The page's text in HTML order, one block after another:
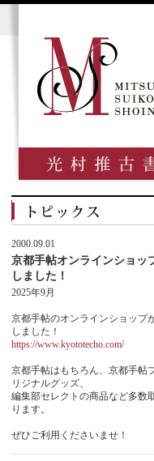
2000.09.01
京都手帖オンラインショ
しました！
2025年9月
京都手帖のオンラインショップ
しました！
https://www.kyototecho.com/
京都手帖はもちろん、京都手帖
リジナルグッズ、
編集部セレクトの商品など多数
ります。
ぜひご利用くださいませ！